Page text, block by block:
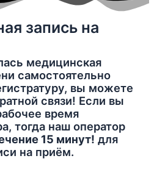
запись на
медицинская
самостоятельно
вы можете
связи! Если вы
время
тогда наш оператор
15 минут! для
на приём.